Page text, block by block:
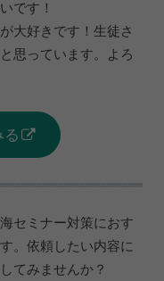
です！
大好きです！生徒さ
思っています。よろ
る
セミナー対策におす
。依頼したい内容に
てみませんか？